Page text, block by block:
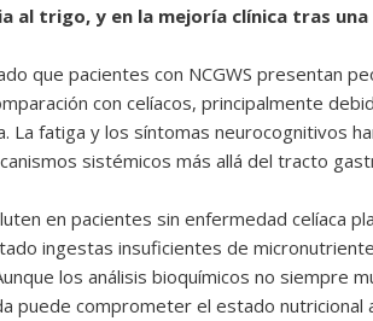
al trigo, y en la mejoría clínica tras
que pacientes con NCGWS presentan
con celíacos, principalmente
La fatiga y los síntomas neurocognitivos
sistémicos más allá del tracto
en pacientes sin enfermedad celíaca
ingestas insuficientes de
los análisis bioquímicos no siempre
puede comprometer el estado nutricional